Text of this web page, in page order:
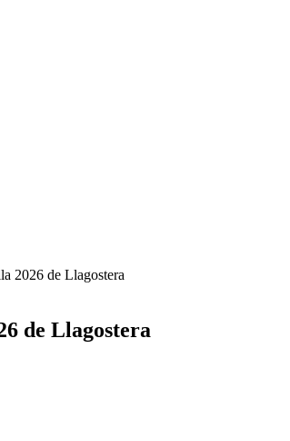
2026 de Llagostera
de Llagostera